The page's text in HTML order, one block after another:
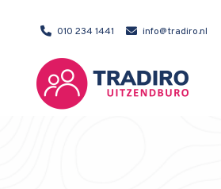
010 234 1441 info@tradiro.nl